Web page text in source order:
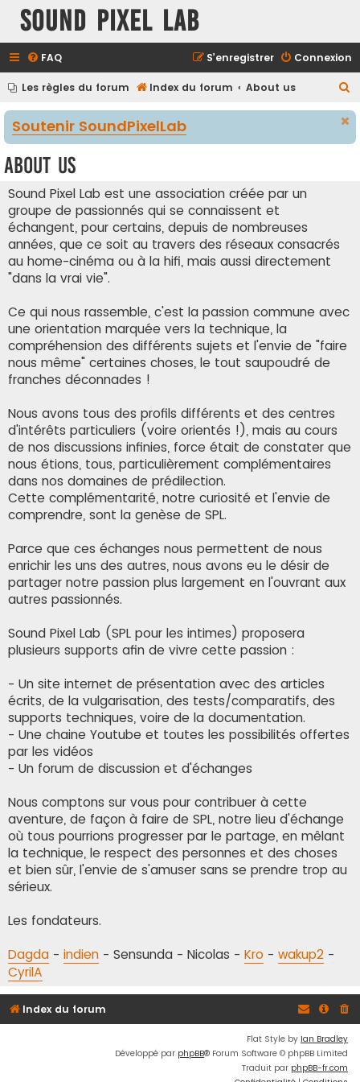
Sound Pixel Lab
FAQ Connexion
S’enregistrer
Les règles du forum Index du forum About us
e
Soutenir SoundPixelLab
About us
Sound Pixel Lab est une association créée par un
groupe de passionnés qui se connaissent et
échangent, pour certains, depuis de nombreuses
années, que ce soit au travers des réseaux consacrés
au home-cinéma ou à la hifi, mais aussi directement
"dans la vrai vie".
Ce qui nous rassemble, c'est la passion commune avec
une orientation marquée vers la technique, la
compréhension des différents sujets et l'envie de "faire
nous même" certaines choses, le tout saupoudré de
franches déconnades !
Nous avons tous des profils différents et des centres
d'intérêts particuliers (voire orientés !), mais au cours
de nos discussions infinies, force était de constater que
nous étions, tous, particulièrement complémentaires
dans nos domaines de prédilection.
Cette complémentarité, notre curiosité et l'envie de
comprendre, sont la genèse de SPL.
Parce que ces échanges nous permettent de nous
enrichir les uns des autres, nous avons eu le désir de
partager notre passion plus largement en l'ouvrant aux
autres passionnés.
Sound Pixel Lab (SPL pour les intimes) proposera
plusieurs supports afin de vivre cette passion :
- Un site internet de présentation avec des articles
écrits, de la vulgarisation, des tests/comparatifs, des
supports techniques, voire de la documentation.
- Une chaine Youtube et toutes les possibilités offertes
par les vidéos
- Un forum de discussion et d'échanges
Nous comptons sur vous pour contribuer à cette
aventure, de façon à faire de SPL, notre lieu d'échange
où tous pourrions progresser par le partage, en mêlant
la technique, le respect des personnes et des choses
et bien sûr, l'envie de s'amuser sans se prendre trop au
sérieux.
Les fondateurs.
Dagda - indien - Sensunda - Nicolas - Kro - wakup2 -
CyrilA
Index du forum
Flat Style by Ian Bradley
Développé par phpBB® Forum Software © phpBB Limited
Traduit par phpBB-fr.com